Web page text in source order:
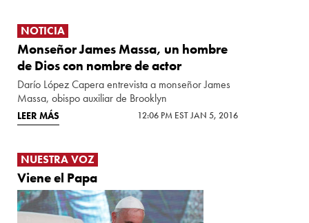
NOTICIA
Monseñor James Massa, un hombre
de Dios con nombre de actor
Darío López Capera entrevista a monseñor James
Massa, obispo auxiliar de Brooklyn
LEER MÁS 12:06 PM EST JAN 5, 2016
NUESTRA VOZ
Viene el Papa